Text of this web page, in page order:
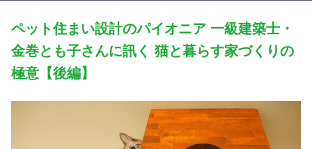
ペット住まい設計のパイオニア 一級建築士・
金巻とも子さんに訊く 猫と暮らす家づくりの
極意【後編】